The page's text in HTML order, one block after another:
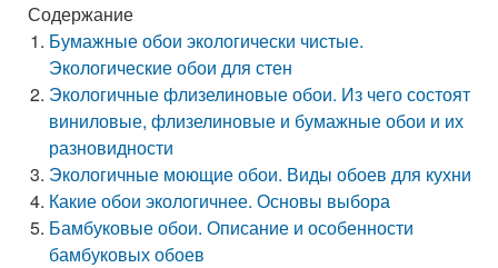
Содержание
Бумажные обои экологически чистые.
Экологические обои для стен
Экологичные флизелиновые обои. Из чего состоят
виниловые, флизелиновые и бумажные обои и их
разновидности
Экологичные моющие обои. Виды обоев для кухни
Какие обои экологичнее. Основы выбора
Бамбуковые обои. Описание и особенности
бамбуковых обоев